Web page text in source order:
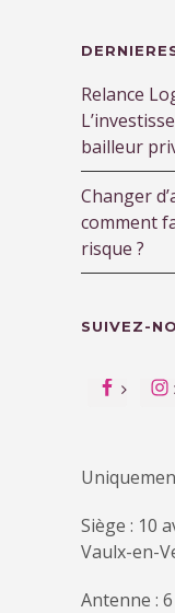
Relance
bailleur
Changer
comment
risque ?
SUIVEZ-
Siège : 10
Vaulx-en-
Antenne :